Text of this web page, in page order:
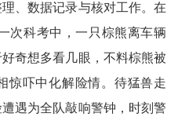
、数据记录与核对工作。在
次科考中，一只棕熊离车辆
奇想多看几眼，不料棕熊被
惊吓中化解险情。待猛兽走
遇为全队敲响警钟，时刻警